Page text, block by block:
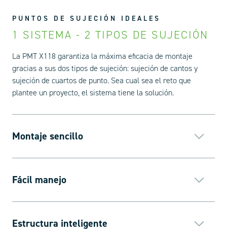
PUNTOS DE SUJECIÓN IDEALES
1 SISTEMA - 2 TIPOS DE SUJECIÓN
La PMT X118 garantiza la máxima eficacia de montaje
gracias a sus dos tipos de sujeción: sujeción de cantos y
sujeción de cuartos de punto. Sea cual sea el reto que
plantee un proyecto, el sistema tiene la solución.
Montaje sencillo
Fácil manejo
Estructura inteligente